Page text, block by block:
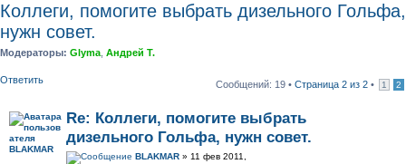
Коллеги, помогите выбрать дизельного Гольфа,
нужн совет.
Модераторы: Glyma Андрей Т.
Ответить Сообщений: 19 • Страница 2 из 2 • 1 2
Re: Коллеги, помогите выбрать
дизельного Гольфа, нужн совет.
BLAKMAR » 11 фев 2011,
BLAKMAR